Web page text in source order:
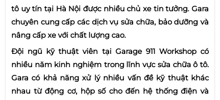
tô uy tín tại Hà Nội được nhiều chủ xe tin tưởng. Gara
chuyên cung cấp các dịch vụ sửa chữa, bảo dưỡng và
nâng cấp xe với chất lượng cao.
Đội ngũ kỹ thuật viên tại Garage 911 Workshop có
nhiều năm kinh nghiệm trong lĩnh vực sửa chữa ô tô.
Gara có khả năng xử lý nhiều vấn đề kỹ thuật khác
nhau từ động cơ, hộp số cho đến hệ thống điện và